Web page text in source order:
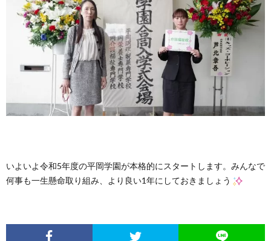
いよいよ令和5年度の平岡学園が本格的にスタートします。みんなで
何事も一生懸命取り組み、より良い1年にしておきましょう